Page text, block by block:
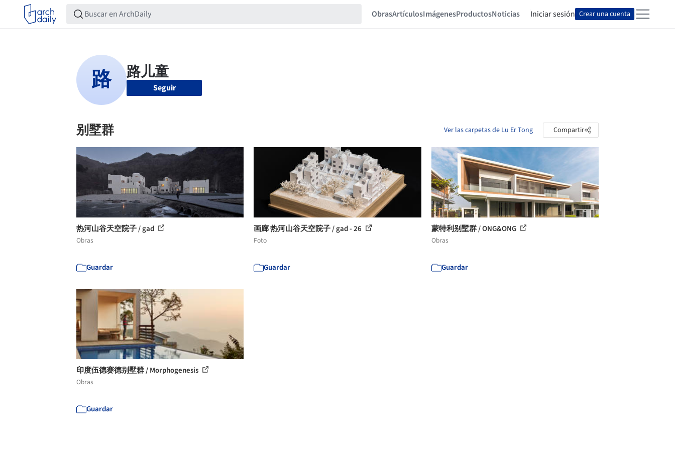
ObrasArtículosImágenesProductosNoticias Iniciar sesión Crear una cuenta
Seguir
别墅群 Ver las carpetas de Lu Er Tong Compartir
热河山谷天空院子 / gad
Obras
Guardar
画廊 热河山谷天空院子 / gad - 26
Foto
Guardar
蒙特利别墅群 / ONG&ONG
Obras
Guardar
印度伍德赛德别墅群 / Morphogenesis
Obras
Guardar